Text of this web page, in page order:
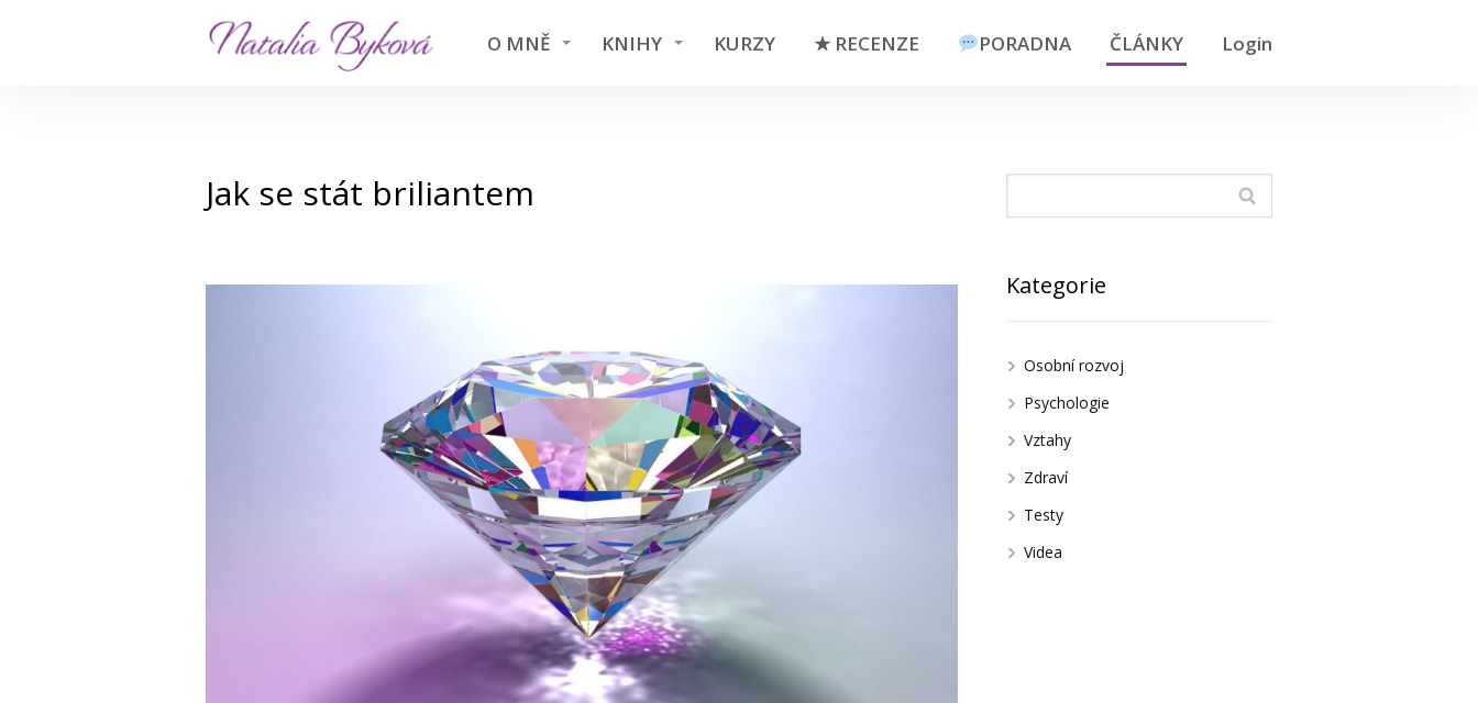
O MNĚ KNIHY KURZY ★ RECENZE PORADNA ČLÁNKY Login
Jak se stát briliantem
Kategorie
Osobní rozvoj
Psychologie
Vztahy
Zdraví
Testy
Videa